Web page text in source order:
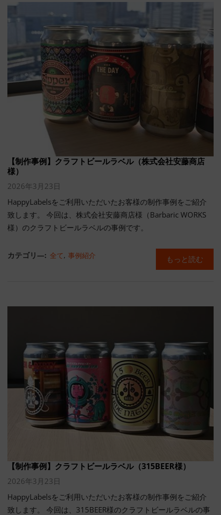
【制作事例】クラフトビールラベル（株式会社安藤商店
様）
2026年3月23日
HappyLabelsをご利用いただいたお客様の制作事例をご紹介
致します。 今回は、株式会社安藤商店様（Barbaric WORKS
様）のクラフトビールラベルの事例です。
カテゴリ―: 全て, 事例紹介 もっと読む
【制作事例】クラフトビールラベル（315BEER様）
2026年3月23日
HappyLabelsをご利用いただいたお客様の制作事例をご紹介
致します。 今回は、315BEER様のクラフトビールラベルの事